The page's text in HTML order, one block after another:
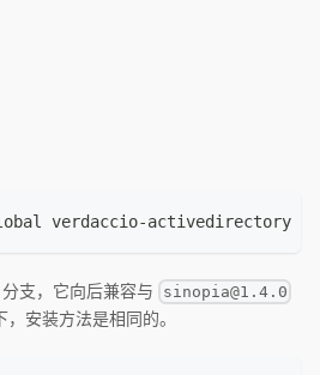
verdaccio-activedirectory
支，它向后兼容与 sinopia@1.4.0
安装方法是相同的。